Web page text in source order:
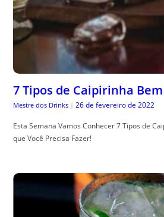
7 Tipos de Caipirinha
Mestre dos Drinks | 26 de fevereiro de 2022
Esta Semana Vamos Conhecer 7 Tipos de
que Você Precisa Fazer!